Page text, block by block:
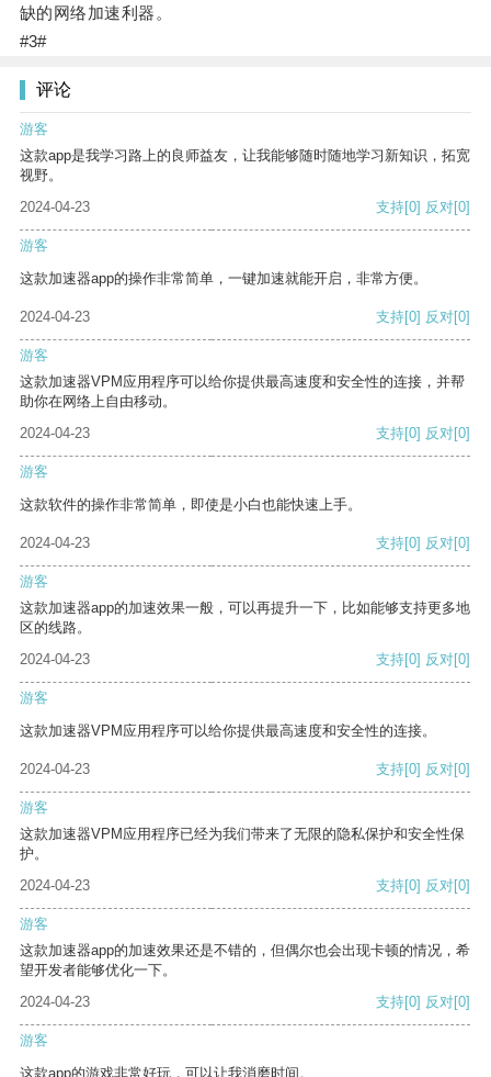
缺的网络加速利器。
#3#
评论
游客
这款app是我学习路上的良师益友，让我能够随时随地学习新知识，拓宽
视野。
2024-04-23
支持[0] 反对[0]
游客
这款加速器app的操作非常简单，一键加速就能开启，非常方便。
2024-04-23 支持[0] 反对[0]
游客
这款加速器VPM应用程序可以给你提供最高速度和安全性的连接，并帮
助你在网络上自由移动。
2024-04-23
支持[0] 反对[0]
游客
这款软件的操作非常简单，即使是小白也能快速上手。
2024-04-23 支持[0] 反对[0]
游客
这款加速器app的加速效果一般，可以再提升一下，比如能够支持更多地
区的线路。
2024-04-23
支持[0] 反对[0]
游客
这款加速器VPM应用程序可以给你提供最高速度和安全性的连接。
2024-04-23 支持[0] 反对[0]
游客
这款加速器VPM应用程序已经为我们带来了无限的隐私保护和安全性保
护。
2024-04-23
支持[0] 反对[0]
游客
这款加速器app的加速效果还是不错的，但偶尔也会出现卡顿的情况，希
望开发者能够优化一下。
2024-04-23
支持[0] 反对[0]
游客
这款app的游戏非常好玩，可以让我消磨时间。